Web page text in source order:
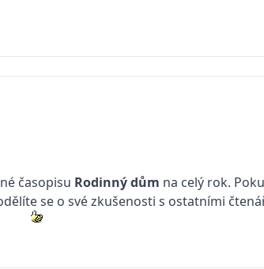
časopisu Rodinný dům na celý rok.
se o své zkušenosti s ostatními